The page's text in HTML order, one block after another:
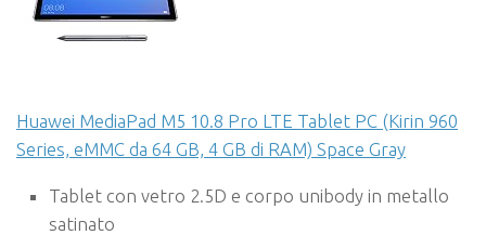
Huawei MediaPad M5 10.8 Pro LTE Tablet PC (Kirin 960
Series, eMMC da 64 GB, 4 GB di RAM) Space Gray
Tablet con vetro 2.5D e corpo unibody in metallo
satinato